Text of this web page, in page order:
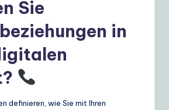
Sie
in
definieren, wie Sie mit Ihren